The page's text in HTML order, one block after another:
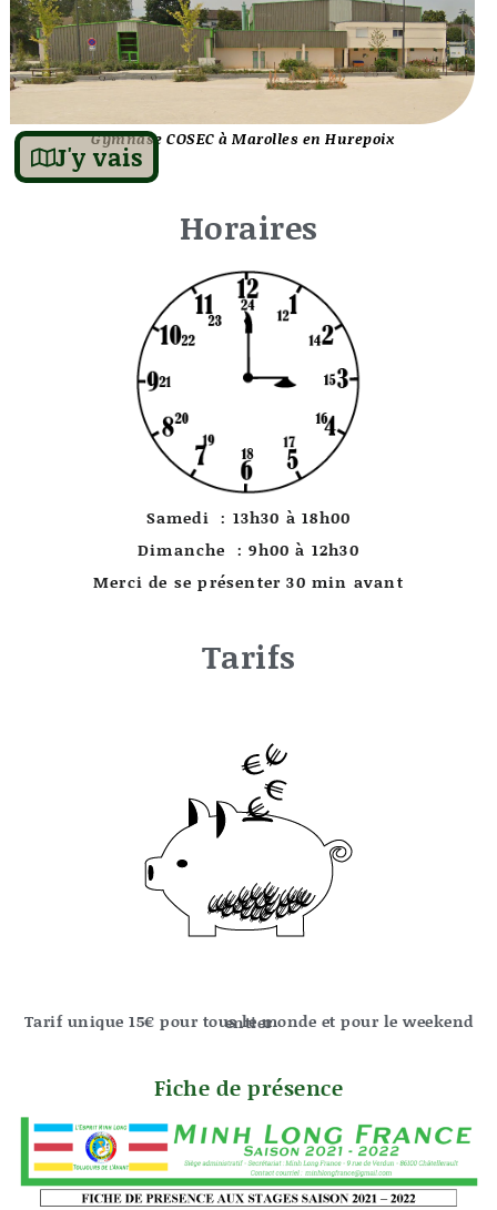
Gymnase COSEC à Marolles en Hurepoix
J'y vais
Horaires
Samedi : 13h30 à 18h00
Dimanche : 9h00 à 12h30
Merci de se présenter 30 min avant
Tarifs
Tarif unique 15€ pour tous le monde et pour le weekend entier
Fiche de présence